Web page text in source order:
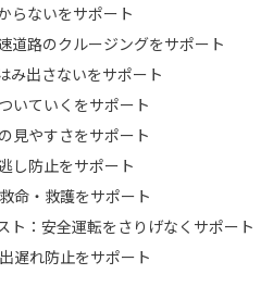
らないをサポート
道路のクルージングをサポート
み出さないをサポート
いていくをサポート
見やすさをサポート
し防止をサポート
命・救護をサポート
：安全運転をさりげなくサポート
遅れ防止をサポート